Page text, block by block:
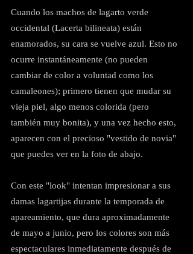
Cuando los machos de lagarto verde
occidental (Lacerta bilineata) están
enamorados, su cara se vuelve azul. Esto no
ocurre instantáneamente (no pueden
cambiar de color a voluntad como los
camaleones); primero tienen que mudar su
vieja piel, algo menos colorida (pero
también muy bonita), y una vez hecho esto,
aparecen con el precioso "vestido de novia"
que puedes ver en la foto de abajo.
Con este "look" intentan impresionar a sus
damas lagartijas durante la temporada de
apareamiento, que dura aproximadamente
de mayo a junio, pero los colores son más
espectaculares inmediatamente después de